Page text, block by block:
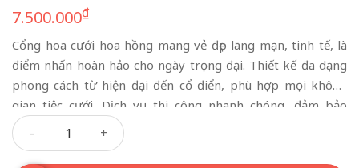
7.500.000₫
Cổng hoa cưới hoa hồng mang vẻ đẹp lãng mạn, tinh tế, là
điểm nhấn hoàn hảo cho ngày trọng đại. Thiết kế đa dạng
phong cách từ hiện đại đến cổ điển, phù hợp mọi không
gian tiệc cưới. Dịch vụ thi công nhanh chóng, đảm bảo
thẩm mỹ, giúp không gian cưới thêm sang trọng và ấn
tượng.
Cổng Hoa Cưới Hoa Hồng số lượng